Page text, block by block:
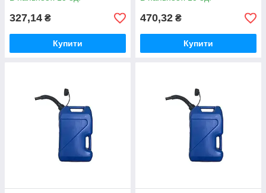
327,14 ₴
Купити
470,32 ₴
Купити